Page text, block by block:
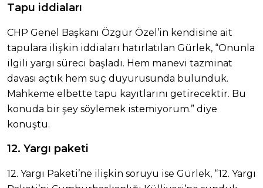
Tapu iddiaları
CHP Genel Başkanı Özgür Özel’in kendisine ait
tapulara ilişkin iddiaları hatırlatılan Gürlek, “Onunla
ilgili yargı süreci başladı. Hem manevi tazminat
davası açtık hem suç duyurusunda bulunduk.
Mahkeme elbette tapu kayıtlarını getirecektir. Bu
konuda bir şey söylemek istemiyorum.” diye
konuştu.
12. Yargı paketi
12. Yargı Paketi’ne ilişkin soruyu ise Gürlek, “12. Yargı